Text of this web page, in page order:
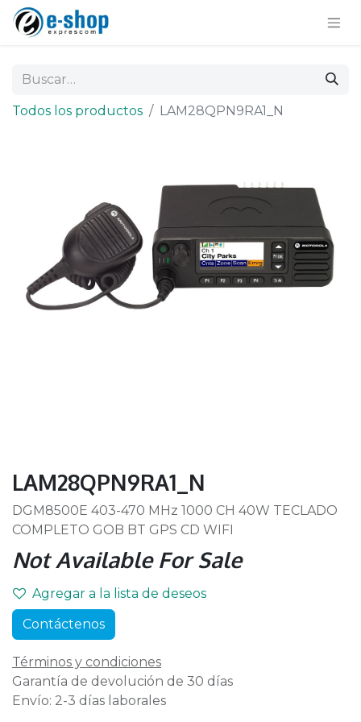
Todos los productos LAM28QPN9RA1_N
LAM28QPN9RA1_N
DGM8500E 403-470 MHz 1000 CH 40W TECLADO
COMPLETO GOB BT GPS CD WIFI
Not Available For Sale
Agregar a la lista de deseos
Contáctenos
Términos y condiciones
Garantía de devolución de 30 días
Envío: 2-3 días laborales